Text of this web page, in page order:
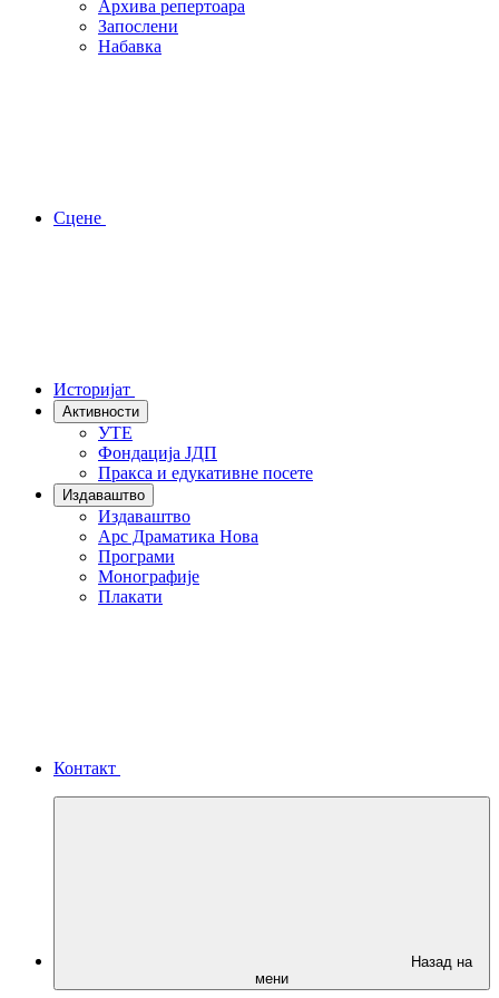
Архива репертоара
Запослени
Набавка
Сцене
Историјат
Активности
УТЕ
Фондација ЈДП
Пракса и едукативне посете
Издаваштво
Издаваштво
Арс Драматика Нова
Програми
Монографије
Плакати
Контакт
Назад на
мени